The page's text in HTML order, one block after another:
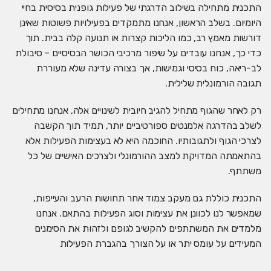
התכנית מתחילה בשילוב הדרגתי של פעילות גופנית בסיסית בחיי
היומיום. בשלב הראשון, אנחנו מתמקדים בפעילויות פשוטות שאינן
דורשות מאמץ רב, כמו הליכות קצרות או תנועה קלה בבית. תוך
כדי כך, אנחנו עובדים על שיפור מרכיבי הכושר הבסיסיים – סיבולת
לב-ריאה, כוח בסיסי וגמישות, אך בצורה עדינה שלא מעוררת
תגובה הורמונלית שלילית.
רק לאחר שהגוף מתחיל להגיב חיובית לשינויים אלה, אנחנו מתחילים
לשלב בהדרגה אלמנטים ספורטיביים יותר, תמיד תוך הקשבה
לצרכי הגוף ולתגובותיו. החוכמה היא לא בעצימות הפעילות אלא
בהתאמתה המדויקת למצב ההורמונלי ולצרכים האישיים של כל
משתתף.
התכנית כוללת גם מעקב צמוד אחר תחושות הרעב והעייפות,
שמאפשר לנו לכוונן את עצימות וסוג הפעילות בהתאם. אנחנו
מלמדים את המשתתפים להקשיב לגופם ולזהות את הסימנים
המעידים על עומס יתר או על הצורך בהגברת הפעילות